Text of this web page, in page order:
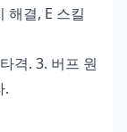
해결, E 스킬
격. 3. 버프 원
.